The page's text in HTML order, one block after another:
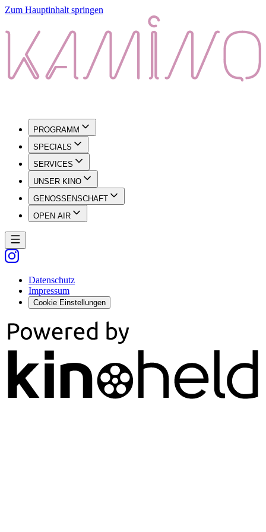
Zum Hauptinhalt springen
PROGRAMM
SPECIALS
SERVICES
UNSER KINO
GENOSSENSCHAFT
OPEN AIR
Datenschutz
Impressum
Cookie Einstellungen